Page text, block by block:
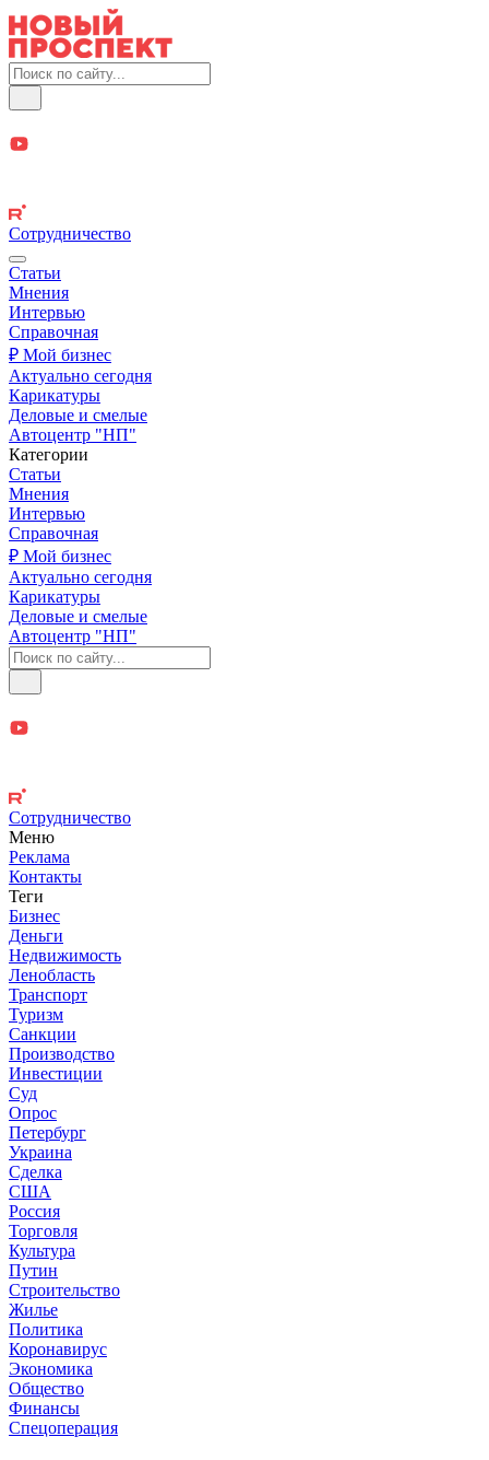
Сотрудничество
Статьи
Мнения
Интервью
Справочная
₽ Мой бизнес
Актуально сегодня
Карикатуры
Деловые и смелые
Автоцентр "НП"
Категории
Статьи
Мнения
Интервью
Справочная
₽ Мой бизнес
Актуально сегодня
Карикатуры
Деловые и смелые
Автоцентр "НП"
Сотрудничество
Меню
Реклама
Контакты
Теги
Бизнес
Деньги
Недвижимость
Ленобласть
Транспорт
Туризм
Санкции
Производство
Инвестиции
Суд
Опрос
Петербург
Украина
Сделка
США
Россия
Торговля
Культура
Путин
Строительство
Жилье
Политика
Коронавирус
Экономика
Общество
Финансы
Спецоперация